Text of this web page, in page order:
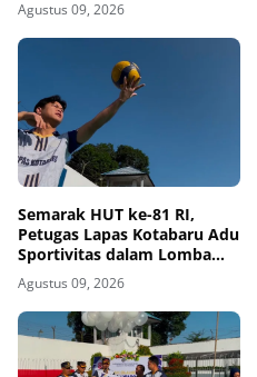
Agustus 09, 2026
Semarak HUT ke-81 RI,
Petugas Lapas Kotabaru Adu
Sportivitas dalam Lomba
Voli
Agustus 09, 2026